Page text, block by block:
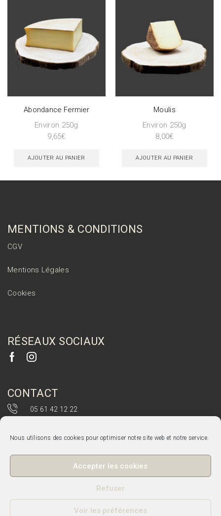
Nous utilisons des cookies pour optimiser notre site web et notre service.
Accepter les cookies
Refuser
Voir les préférences
Abondance Fermier
Environ 250g
9,65€
AJOUTER AU PANIER
Moulis
Environ 250g
8,00€
AJOUTER AU PANIER
MENTIONS & CONDITIONS
CGV
Mentions Légales
Cookies
RÉSEAUX SOCIAUX
CONTACT
05 61 42 12 22
COPYRIGHT
La Fromagerie du Bonheur - Copyright 2020